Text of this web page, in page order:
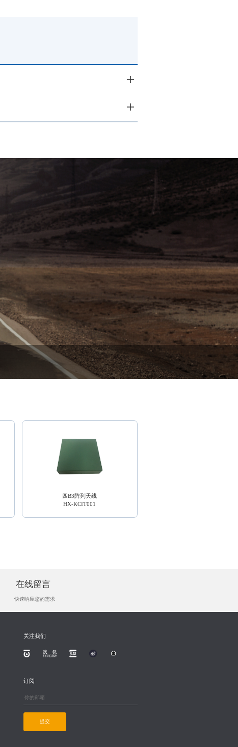
四B3阵列天线
HX-KCIT001
在线留言
快速响应您的需求
关注我们
订阅
提交